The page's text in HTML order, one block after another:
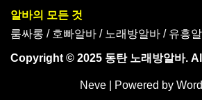
알바의 모든 것
룸싸롱 / 호빠알바 / 노래방알바 / 유흥
Copyright © 2025 동탄 노래방알바.
Neve | Powered by